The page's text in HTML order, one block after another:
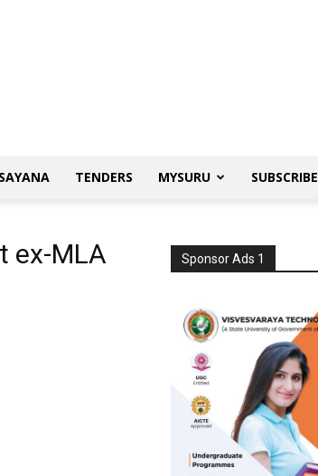
TENDERS MYSURU SUBSCRIBE
ex-MLA
Sponsor Ads 1